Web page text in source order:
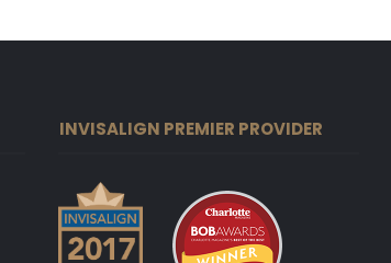
INVISALIGN PREMIER PROVIDER